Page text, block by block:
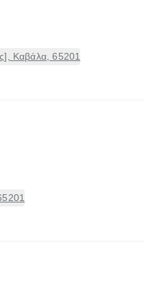
Καβάλα, 65201